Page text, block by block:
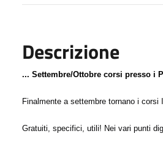
Descrizione
... Settembre/Ottobre corsi presso i
Finalmente a settembre tornano i corsi
Gratuiti, specifici, utili! Nei vari punti